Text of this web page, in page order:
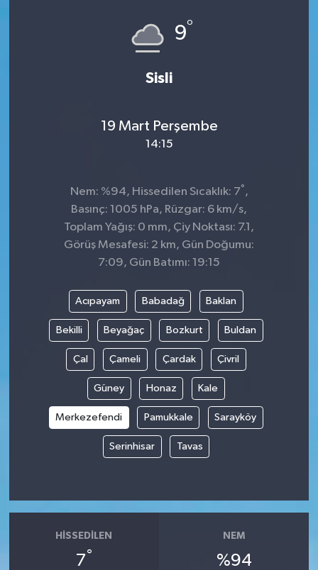
9°
Sisli
19 Mart Perşembe
14:15
Nem: %94, Hissedilen Sıcaklık: 7° ,
Basınç: 1005 hPa, Rüzgar: 6 km/s,
Toplam Yağış: 0 mm, Çiy Noktası: 7.1,
Görüş Mesafesi: 2 km, Gün Doğumu:
7:09, Gün Batımı: 19:15
Acıpayam Babadağ Baklan
Bekilli Beyağaç Bozkurt Buldan
Çal Çameli Çardak Çivril
Güney Honaz Kale
Merkezefendi Pamukkale Sarayköy
Serinhisar Tavas
HISSEDILEN
7°
NEM
%94